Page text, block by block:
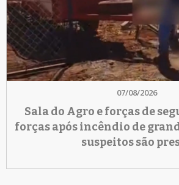
07/08/2026
Sala do Agro e forças de
forças após incêndio de
suspeitos são